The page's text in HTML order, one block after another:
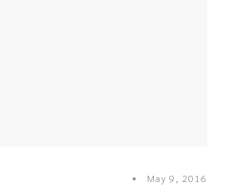
May 9, 2016